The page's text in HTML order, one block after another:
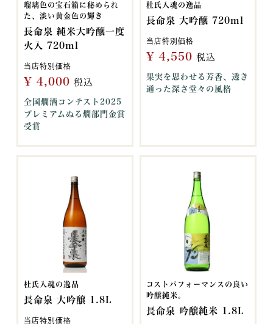
瑠璃色の宝石箱に秘められ
た、淡い黄金色の輝き
長命泉 純米大吟醸一度
火入 720ml
当店特別価格
¥ 4,000 税込
全国燗酒コンテスト2025
プレミアムぬる燗部門金賞
受賞
杜氏入魂の逸品
長命泉 大吟醸 720ml
当店特別価格
¥ 4,550 税込
果実を思わせる芳香、透き
通った深さ堂々の風格
杜氏入魂の逸品
長命泉 大吟醸 1.8L
当店特別価格
コストパフォーマンスの良い
吟醸純米。
長命泉 吟醸純米 1.8L